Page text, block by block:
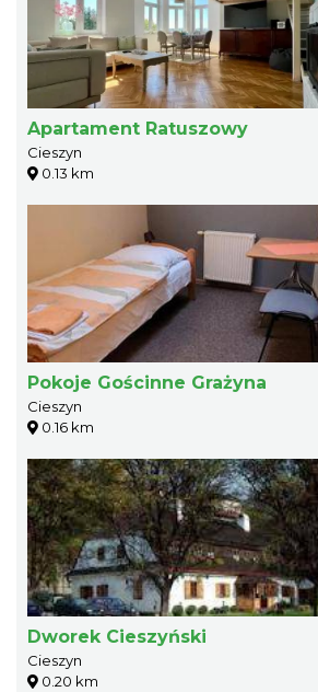
Apartament Ratuszowy
Cieszyn
0.13 km
Pokoje Gościnne Grażyna
Cieszyn
0.16 km
Dworek Cieszyński
Cieszyn
0.20 km